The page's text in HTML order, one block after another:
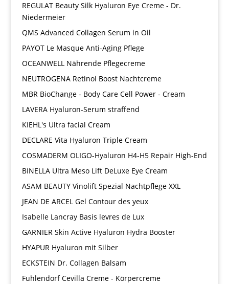
REGULAT Beauty Silk Hyaluron Eye Creme - Dr.
Niedermeier
QMS Advanced Collagen Serum in Oil
PAYOT Le Masque Anti-Aging Pflege
OCEANWELL Nährende Pflegecreme
NEUTROGENA Retinol Boost Nachtcreme
MBR BioChange - Body Care Cell Power - Cream
LAVERA Hyaluron-Serum straffend
KIEHL's Ultra facial Cream
DECLARE Vita Hyaluron Triple Cream
COSMADERM OLIGO-Hyaluron H4-H5 Repair High-End
BINELLA Ultra Meso Lift DeLuxe Eye Cream
ASAM BEAUTY Vinolift Spezial Nachtpflege XXL
JEAN DE ARCEL Gel Contour des yeux
Isabelle Lancray Basis levres de Lux
GARNIER Skin Active Hyaluron Hydra Booster
HYAPUR Hyaluron mit Silber
ECKSTEIN Dr. Collagen Balsam
Fuhlendorf Cevilla Creme - Körpercreme